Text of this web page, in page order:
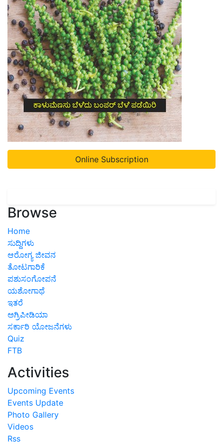
Online Subscription
Browse
Home
ಸುದ್ದಿಗಳು
ಆರೋಗ್ಯ ಜೀವನ
ತೋಟಗಾರಿಕೆ
ಪಶುಸಂಗೋಪನೆ
ಯಶೋಗಾಥೆ
ಇತರೆ
ಅಗ್ರಿಪೀಡಿಯಾ
ಸರ್ಕಾರಿ ಯೋಜನೆಗಳು
Quiz
FTB
Activities
Upcoming Events
Events Update
Photo Gallery
Videos
Rss